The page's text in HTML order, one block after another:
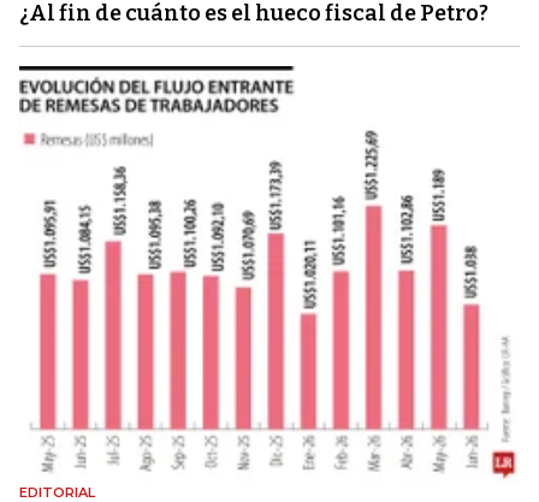
¿Al fin de cuánto es el hueco fiscal de Petro?
EDITORIAL